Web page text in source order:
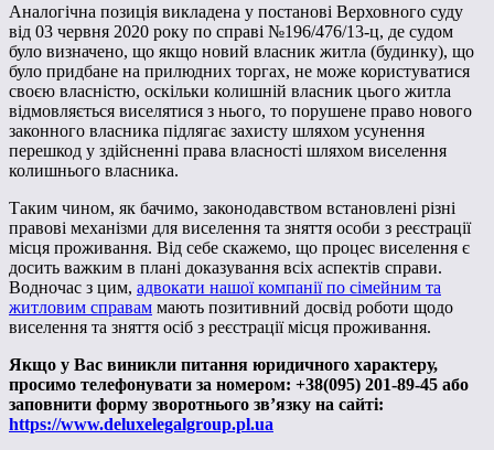
Аналогічна позиція викладена у постанові Верховного суду
від 03 червня 2020 року по справі №196/476/13-ц, де судом
було визначено, що якщо новий власник житла (будинку), що
було придбане на прилюдних торгах, не може користуватися
своєю власністю, оскільки колишній власник цього житла
відмовляється виселятися з нього, то порушене право нового
законного власника підлягає захисту шляхом усунення
перешкод у здійсненні права власності шляхом виселення
колишнього власника.
Таким чином, як бачимо, законодавством встановлені різні
правові механізми для виселення та зняття особи з реєстрації
місця проживання. Від себе скажемо, що процес виселення є
досить важким в плані доказування всіх аспектів справи.
Водночас з цим, адвокати нашої компанії по сімейним та
житловим справам мають позитивний досвід роботи щодо
виселення та зняття осіб з реєстрації місця проживання.
Якщо у Вас виникли питання юридичного характеру,
просимо телефонувати за номером: +38(095) 201-89-45 або
заповнити форму зворотнього зв’язку на сайті:
https://www.deluxelegalgroup.pl.ua